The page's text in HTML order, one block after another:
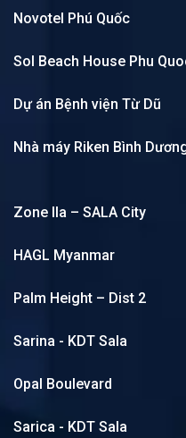
Novotel Phú Quốc
Sol Beach House Phu
Dự án Bệnh viện Từ Dũ
Nhà máy Riken Bình
Zone IIa – SALA City
HAGL Myanmar
Palm Height – Dist 2
Sarina - KDT Sala
Opal Boulevard
Sarica - KDT Sala